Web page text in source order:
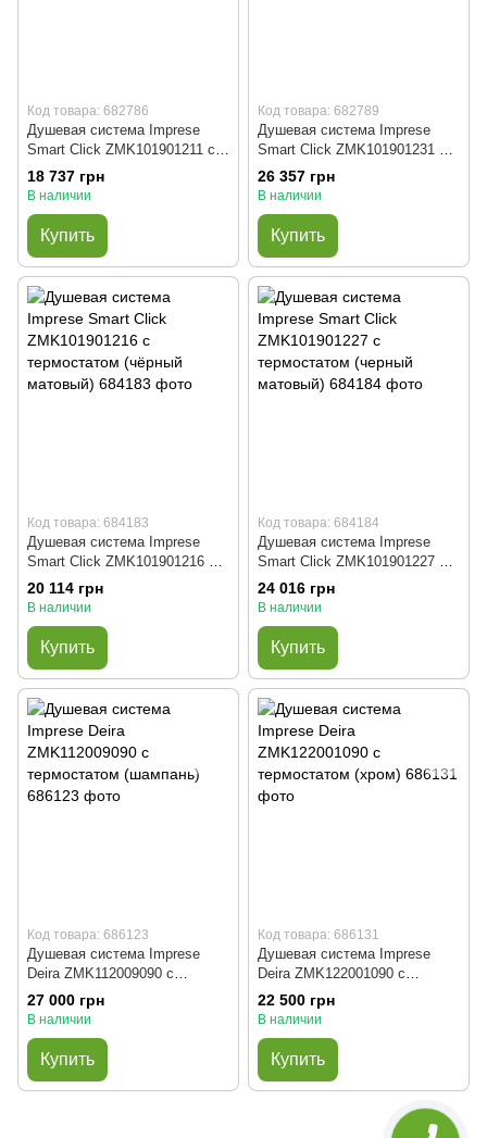
Код товара: 682786
Душевая система Imprese
Smart Click ZMK101901211 с
термостатом (хром)
18 737 грн
В наличии
Купить
Код товара: 682789
Душевая система Imprese
Smart Click ZMK101901231 с
термостатом (черный)
26 357 грн
В наличии
Купить
Код товара: 684183
Душевая система Imprese
Smart Click ZMK101901216 с
термостатом (чёрный
матовый)
20 114 грн
В наличии
Купить
Код товара: 684184
Душевая система Imprese
Smart Click ZMK101901227 с
термостатом (черный
матовый)
24 016 грн
В наличии
Купить
Код товара: 686123
Душевая система Imprese
Deira ZMK112009090 с
термостатом (шампань)
27 000 грн
В наличии
Купить
Код товара: 686131
Душевая система Imprese
Deira ZMK122001090 с
термостатом (хром)
22 500 грн
В наличии
Купить